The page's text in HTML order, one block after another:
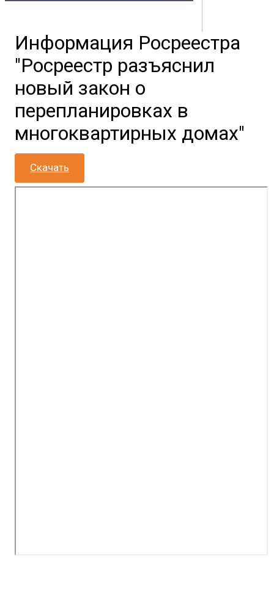
Контакты
Документы
Физическим лицам
Маркетплейс
Партнерам
Полезная информация
Информация Росреестра
"Росреестр разъяснил
новый закон о
перепланировках в
многоквартирных домах"
Скачать